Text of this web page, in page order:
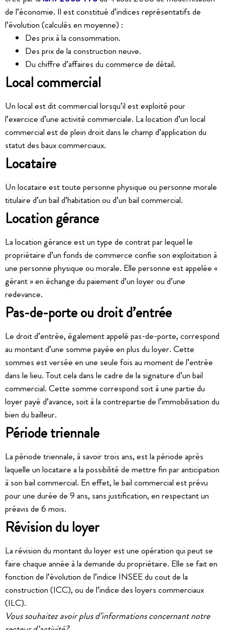
de l’économie. Il est constitué d’indices représentatifs de
l’évolution (calculés en moyenne) :
Des prix à la consommation.
Des prix de la construction neuve.
Du chiffre d’affaires du commerce de détail.
Local commercial
Un local est dit commercial lorsqu’il est exploité pour
l’exercice d’une activité commerciale. La location d’un local
commercial est de plein droit dans le champ d’application du
statut des baux commerciaux.
Locataire
Un locataire est toute personne physique ou personne morale
titulaire d’un bail d’habitation ou d’un bail commercial.
Location gérance
La location gérance est un type de contrat par lequel le
propriétaire d’un fonds de commerce confie son exploitation à
une personne physique ou morale. Elle personne est appelée «
gérant » en échange du paiement d’un loyer ou d’une
redevance.
Pas-de-porte ou droit d’entrée
Le droit d’entrée, également appelé pas-de-porte, correspond
au montant d’une somme payée en plus du loyer. Cette
sommes est versée en une seule fois au moment de l’entrée
dans le lieu. Tout cela dans le cadre de la signature d’un bail
commercial. Cette somme correspond soit à une partie du
loyer payé d’avance, soit à la contrepartie de l’immobilisation du
bien du bailleur.
Période triennale
La période triennale, à savoir trois ans, est la période après
laquelle un locataire a la possibilité de mettre fin par anticipation
à son bail commercial. En effet, le bail commercial est prévu
pour une durée de 9 ans, sans justification, en respectant un
préavis de 6 mois.
Révision du loyer
La révision du montant du loyer est une opération qui peut se
faire chaque année à la demande du propriétaire. Elle se fait en
fonction de l’évolution de l’indice INSEE du cout de la
construction (ICC), ou de l’indice des loyers commerciaux
(ILC).
Vous souhaitez avoir plus d’informations concernant notre